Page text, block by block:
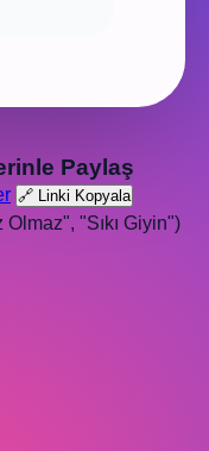
Paylaş
🔗 Linki Kopyala
"Sıkı Giyin")